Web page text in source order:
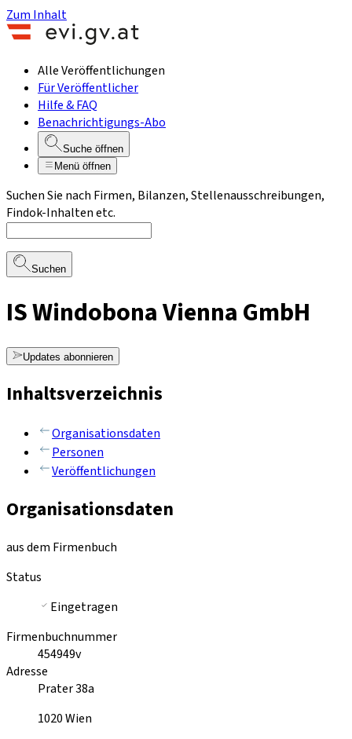
Zum Inhalt
Alle Veröffentlichungen
Für Veröffentlicher
Hilfe & FAQ
Benachrichtigungs-Abo
Suche öffnen
Menü öffnen
Suchen Sie nach Firmen, Bilanzen, Stellenausschreibungen,
Findok-Inhalten etc.
Suchen
IS Windobona Vienna GmbH
Updates abonnieren
Inhaltsverzeichnis
Organisationsdaten
Personen
Veröffentlichungen
Organisationsdaten
aus dem Firmenbuch
Status
Eingetragen
Firmenbuchnummer
454949v
Adresse
Prater 38a
1020Wien